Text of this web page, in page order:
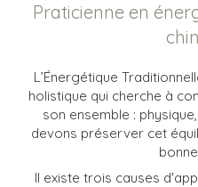
Praticienne en
L’Énergétique
holistique qui cherche à
son ensemble :
devons préserver cet
Il existe trois causes